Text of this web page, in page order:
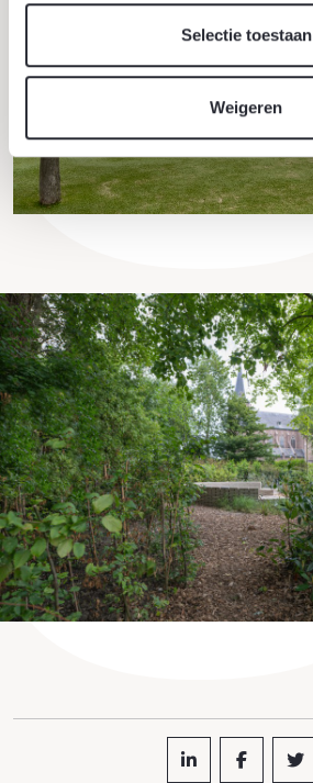
Selectie toestaan
Weigeren